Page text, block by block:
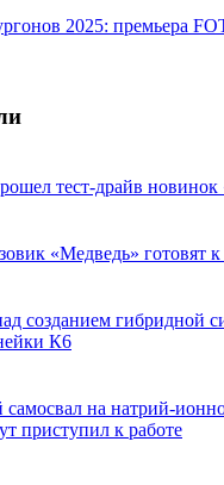
2025: премьера
тест-драйв
«Медведь» готовят к
созданием гибридной
К6
на натрий-
приступил к работе